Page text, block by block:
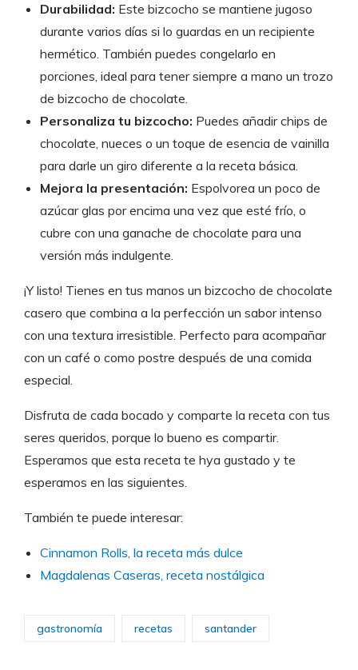
Durabilidad: Este bizcocho se mantiene jugoso
durante varios días si lo guardas en un recipiente
hermético. También puedes congelarlo en
porciones, ideal para tener siempre a mano un trozo
de bizcocho de chocolate.
Personaliza tu bizcocho: Puedes añadir chips de
chocolate, nueces o un toque de esencia de vainilla
para darle un giro diferente a la receta básica.
Mejora la presentación: Espolvorea un poco de
azúcar glas por encima una vez que esté frío, o
cubre con una ganache de chocolate para una
versión más indulgente.
¡Y listo! Tienes en tus manos un bizcocho de chocolate
casero que combina a la perfección un sabor intenso
con una textura irresistible. Perfecto para acompañar
con un café o como postre después de una comida
especial.
Disfruta de cada bocado y comparte la receta con tus
seres queridos, porque lo bueno es compartir.
Esperamos que esta receta te hya gustado y te
esperamos en las siguientes.
También te puede interesar:
Cinnamon Rolls, la receta más dulce
Magdalenas Caseras, receta nostálgica
gastronomía recetas santander